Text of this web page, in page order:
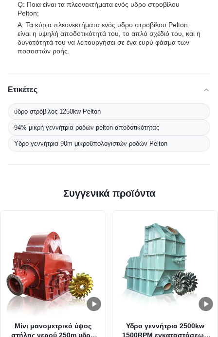
Q: Ποια είναι τα πλεονεκτήματα ενός υδρο στροβίλου
Pelton;
Α: Τα κύρια πλεονεκτήματα ενός υδρο στροβίλου Pelton
είναι η υψηλή αποδοτικότητά του, το απλό σχέδιό του, και η
δυνατότητά του να λειτουργήσει σε ένα ευρύ φάσμα των
ποσοστών ροής.
Ετικέτες
υδρο στρόβιλος 1250kw Pelton
94% μικρή γεννήτρια ροδών pelton αποδοτικότητας
Υδρο γεννήτρια 90m μικροϋπολογιστών ροδών Pelton
Συγγενικά προϊόντα
Μίνι μανομετρικό ύψος
στήλης νερού 250m υδρο
Υδρο γεννήτρια 2500kw
1500RPM εγκαταστάσεων